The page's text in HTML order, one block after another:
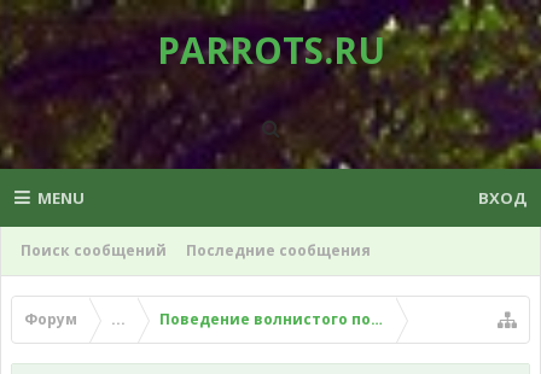
PARROTS.RU
MENU
Поиск сообщений Последние сообщения
ВХОД
Форум ... Поведение волнистого попугая